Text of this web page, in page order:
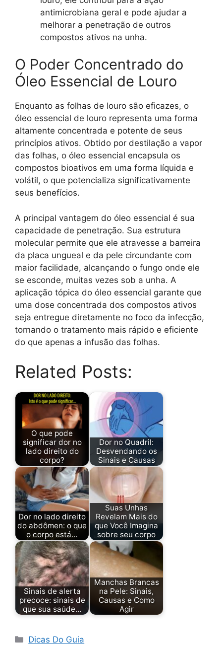
antimicrobiana geral e pode ajudar a
melhorar a penetração de outros
compostos ativos na unha.
O Poder Concentrado do
Óleo Essencial de Louro
Enquanto as folhas de louro são eficazes, o
óleo essencial de louro representa uma forma
altamente concentrada e potente de seus
princípios ativos. Obtido por destilação a vapor
das folhas, o óleo essencial encapsula os
compostos bioativos em uma forma líquida e
volátil, o que potencializa significativamente
seus benefícios.
A principal vantagem do óleo essencial é sua
capacidade de penetração. Sua estrutura
molecular permite que ele atravesse a barreira
da placa ungueal e da pele circundante com
maior facilidade, alcançando o fungo onde ele
se esconde, muitas vezes sob a unha. A
aplicação tópica do óleo essencial garante que
uma dose concentrada dos compostos ativos
seja entregue diretamente no foco da infecção,
tornando o tratamento mais rápido e eficiente
do que apenas a infusão das folhas.
Related Posts:
O que pode
significar dor no
lado direito do
corpo?
Dor no Quadril:
Desvendando os
Sinais e Causas
Dor no lado direito
do abdômen: o que
o corpo está…
Suas Unhas
Revelam Mais do
que Você Imagina
sobre seu corpo
Sinais de alerta
precoce: sinais de
que sua saúde…
Manchas Brancas
na Pele: Sinais,
Causas e Como
Agir
Categorias
Dicas Do Guia